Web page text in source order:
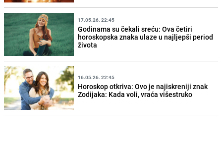
17.05.26. 22:45
Godinama su čekali sreću: Ova četiri
horoskopska znaka ulaze u najljepši period
života
16.05.26. 22:45
Horoskop otkriva: Ovo je najiskreniji znak
Zodijaka: Kada voli, vraća višestruko